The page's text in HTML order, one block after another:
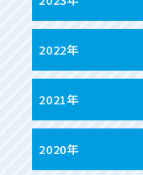
2022年
2021年
2020年